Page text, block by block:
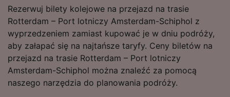
Rezerwuj bilety kolejowe na przejazd na trasie
Rotterdam – Port lotniczy Amsterdam-Schiphol z
wyprzedzeniem zamiast kupować je w dniu podróży,
aby załapać się na najtańsze taryfy. Ceny biletów na
przejazd na trasie Rotterdam – Port lotniczy
Amsterdam-Schiphol można znaleźć za pomocą
naszego narzędzia do planowania podróży.